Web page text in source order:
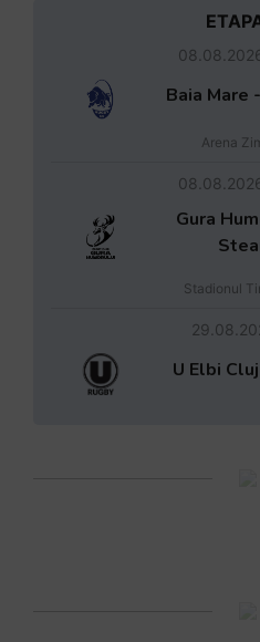
Baia Mare
Arena
Gura
Stadionul
U Elbi